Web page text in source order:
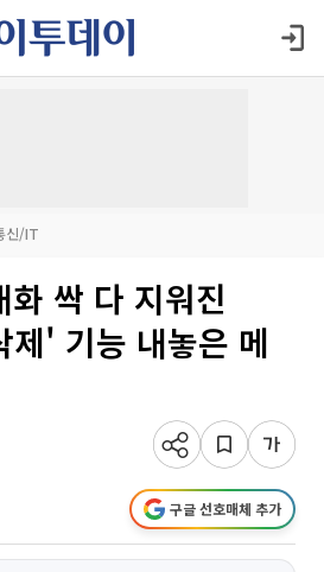
신/IT
싹 다 지워진
' 기능 내놓은 메
구글 선호매체 추가